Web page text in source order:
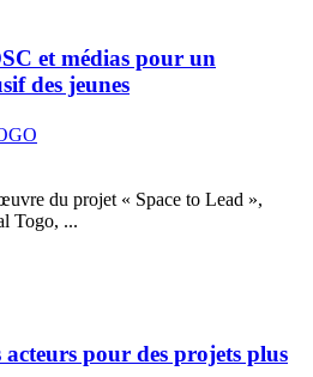
et médias pour un
des jeunes
du projet « Space to Lead »,
Togo, ...
pour des projets plus